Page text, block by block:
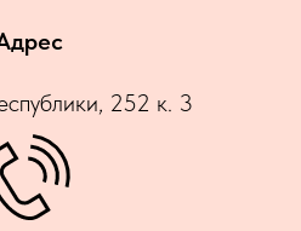
252 к. 3